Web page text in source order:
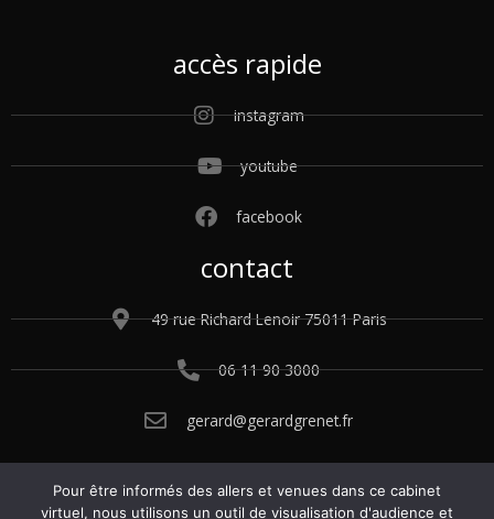
accès rapide
instagram
youtube
facebook
contact
49 rue Richard Lenoir 75011 Paris
06 11 90 3000
gerard@gerardgrenet.fr
© 2015 – 2025 Gérard Grenet. Tous droits
Pour être informés des allers et venues dans ce cabinet
virtuel, nous utilisons un outil de visualisation d'audience et